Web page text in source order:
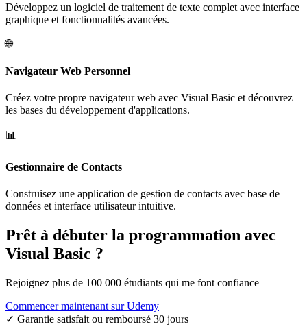
Développez un logiciel de traitement de texte complet avec interface
graphique et fonctionnalités avancées.
🌐
Navigateur Web Personnel
Créez votre propre navigateur web avec Visual Basic et découvrez
les bases du développement d'applications.
📊
Gestionnaire de Contacts
Construisez une application de gestion de contacts avec base de
données et interface utilisateur intuitive.
Prêt à débuter la programmation avec
Visual Basic ?
Rejoignez plus de 100 000 étudiants qui me font confiance
Commencer maintenant sur Udemy
✓ Garantie satisfait ou remboursé 30 jours